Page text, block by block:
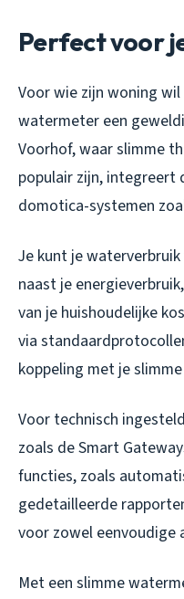
Perfect voor
Voor wie zijn woning
watermeter een
Voorhof, waar slimme
populair zijn, integreert
domotica-systemen
Je kunt je
naast je
van je huishoudelijke
via
koppeling met je
Voor technisch
zoals de Smart
functies, zoals
gedetailleerde
voor zowel eenvoudige
Met een slimme